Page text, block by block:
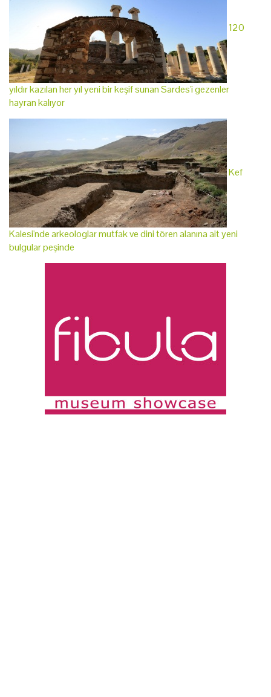
120
yıldır kazılan her yıl yeni bir keşif sunan Sardes'i gezenler
hayran kalıyor
Kef
Kalesi'nde arkeologlar mutfak ve dini tören alanına ait yeni
bulgular peşinde